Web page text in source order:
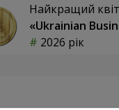
Найкращий
«Ukrainian
2026 рік